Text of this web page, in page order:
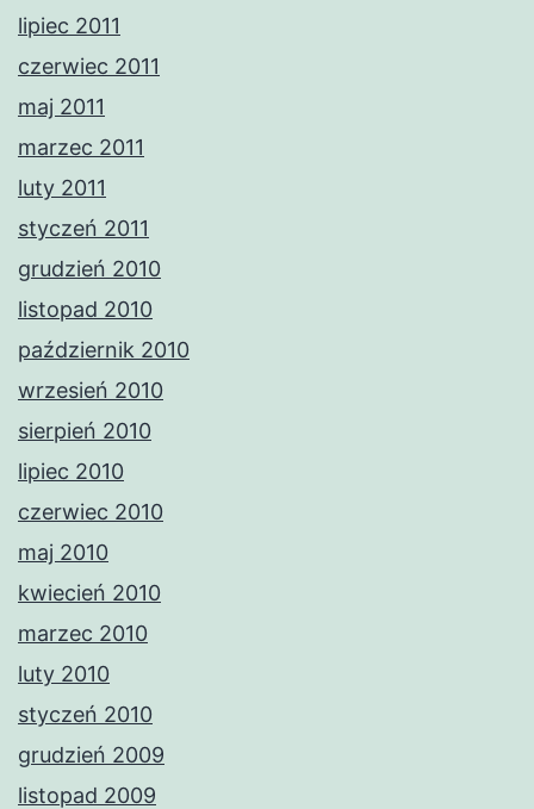
lipiec 2011
czerwiec 2011
maj 2011
marzec 2011
luty 2011
styczeń 2011
grudzień 2010
listopad 2010
październik 2010
wrzesień 2010
sierpień 2010
lipiec 2010
czerwiec 2010
maj 2010
kwiecień 2010
marzec 2010
luty 2010
styczeń 2010
grudzień 2009
listopad 2009